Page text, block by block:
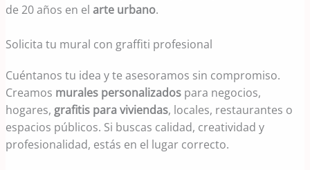
de 20 años en elarte urbano.
Solicita tu mural con graffiti profesional
Cuéntanos tu idea y te asesoramos sin compromiso.
Creamos murales personalizados para negocios,
hogares, grafitis para viviendas, locales, restaurantes o
espacios públicos. Si buscas calidad, creatividad y
profesionalidad, estás en el lugar correcto.